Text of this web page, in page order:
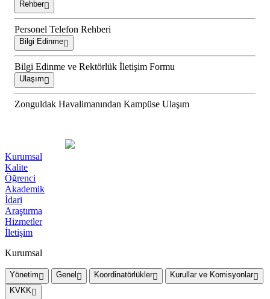
Rehber
Personel Telefon Rehberi
Bilgi Edinme
Bilgi Edinme ve Rektörlük İletişim Formu
Ulaşım
Zonguldak Havalimanından Kampüse Ulaşım
Kurumsal
Kalite
Öğrenci
Akademik
İdari
Araştırma
Hizmetler
İletişim
Kurumsal
Yönetim Genel Koordinatörlükler
Kurullar ve Komisyonlar
KVKK